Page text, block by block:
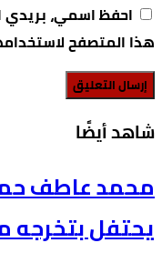
احفظ اسمي، بريدي
هذا المتصفح
‫شاهد أيضًا‬
محمد عاطف
يحتفل بتخرجه